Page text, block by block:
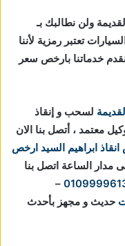
ولن نطالبك بـ
تعتبر رمزية لأننا
خدماتنا بارخص سعر
لسحب و إنقاذ
معتمد ، أتصل بنا الان
ابراهيم السيد ارخص
مدار الساعة اتصل بنا
–
حديث و مجهز بأحدث